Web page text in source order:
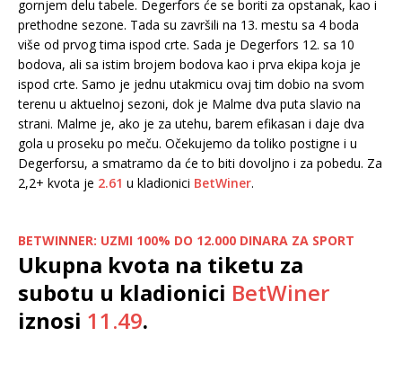
gornjem delu tabele. Degerfors će se boriti za opstanak, kao i
prethodne sezone. Tada su završili na 13. mestu sa 4 boda
više od prvog tima ispod crte. Sada je Degerfors 12. sa 10
bodova, ali sa istim brojem bodova kao i prva ekipa koja je
ispod crte. Samo je jednu utakmicu ovaj tim dobio na svom
terenu u aktuelnoj sezoni, dok je Malme dva puta slavio na
strani. Malme je, ako je za utehu, barem efikasan i daje dva
gola u proseku po meču. Očekujemo da toliko postigne i u
Degerforsu, a smatramo da će to biti dovoljno i za pobedu. Za
2,2+ kvota je 2.61 u kladionici BetWiner.
BETWINNER: UZMI 100% DO 12.000 DINARA ZA SPORT
Ukupna kvota na tiketu za
subotu u kladionici BetWiner
iznosi 11.49.